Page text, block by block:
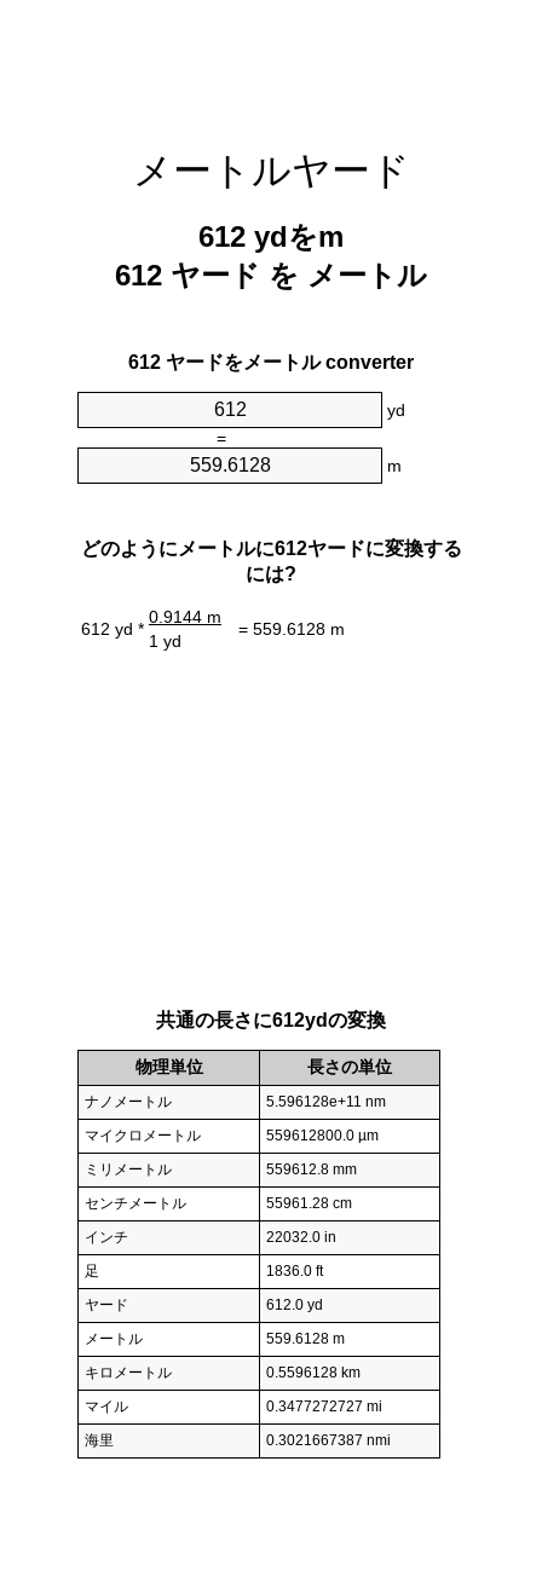
メートルヤード
612 ydをm
612 ヤード を メートル
612 ヤードをメートル converter
yd
=
m
どのようにメートルに612ヤードに変換する
には?
612 yd *
0.9144 m
= 559.6128 m
1 yd
共通の長さに612ydの変換
物理単位 長さの単位
ナノメートル
5.596128e+11 nm
マイクロメートル
559612800.0 µm
ミリメートル
559612.8 mm
センチメートル
55961.28 cm
インチ
22032.0 in
足
1836.0 ft
ヤード
612.0 yd
メートル
559.6128 m
キロメートル
0.5596128 km
マイル
0.3477272727 mi
海里
0.3021667387 nmi